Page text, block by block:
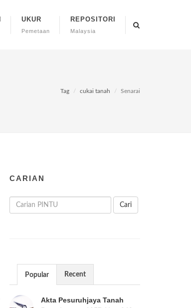
UKUR
Pemetaan
REPOSITORI
Malaysia
Tag cukai tanah Senarai
CARIAN
Cari
Popular Recent
Akta Pesuruhjaya Tanah